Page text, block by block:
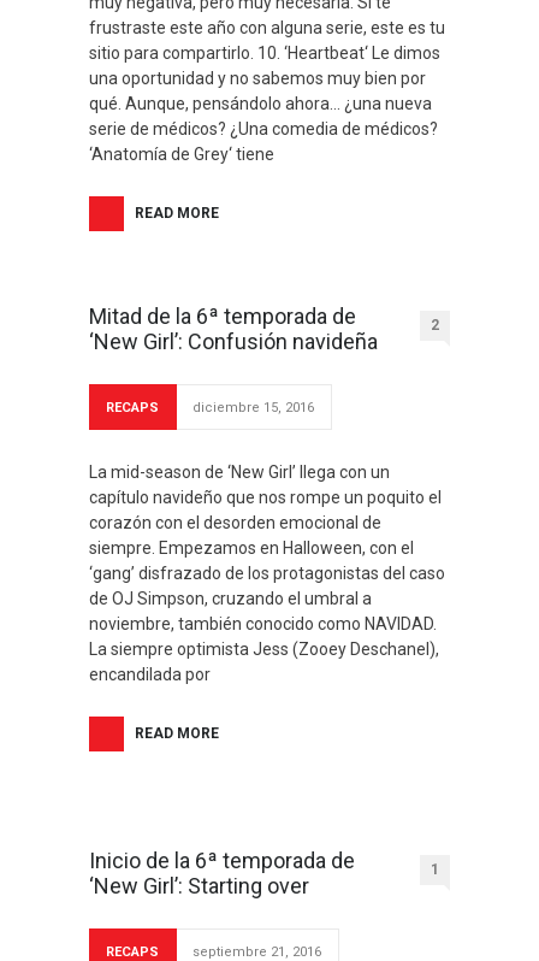
frustraste este año con alguna serie, este es tu
sitio para compartirlo. 10. ‘Heartbeat‘ Le dimos
una oportunidad y no sabemos muy bien por
qué. Aunque, pensándolo ahora… ¿una nueva
serie de médicos? ¿Una comedia de médicos?
‘Anatomía de Grey‘ tiene
READ MORE
Mitad de la 6ª temporada de
‘New Girl’: Confusión navideña
2
RECAPS diciembre 15, 2016
La mid-season de ‘New Girl’ llega con un
capítulo navideño que nos rompe un poquito el
corazón con el desorden emocional de
siempre. Empezamos en Halloween, con el
‘gang’ disfrazado de los protagonistas del caso
de OJ Simpson, cruzando el umbral a
noviembre, también conocido como NAVIDAD.
La siempre optimista Jess (Zooey Deschanel),
encandilada por
READ MORE
Inicio de la 6ª temporada de
‘New Girl’: Starting over
1
RECAPS septiembre 21, 2016